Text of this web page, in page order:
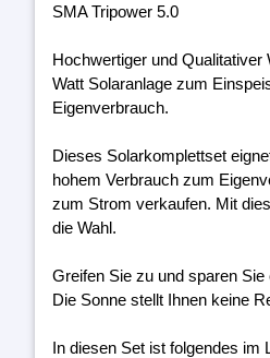
SMA Tripower 5.0
Hochwertiger und Qualitativer
Watt Solaranlage zum
Eigenverbrauch.
Dieses Solarkomplettset
hohem Verbrauch zum
zum Strom verkaufen. Mit
die Wahl.
Greifen Sie zu und sparen Sie
Die Sonne stellt Ihnen keine
In diesen Set ist folgendes im